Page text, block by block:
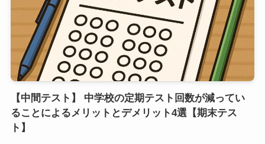
【中間テスト】 中学校の定期テスト回数が減ってい
ることによるメリットとデメリット4選【期末テス
ト】